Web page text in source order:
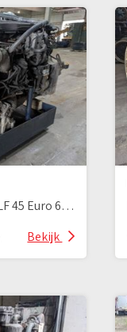
D2676LF45 / D 2676 LF 45 Euro 6 LKW Motor
Bekijk